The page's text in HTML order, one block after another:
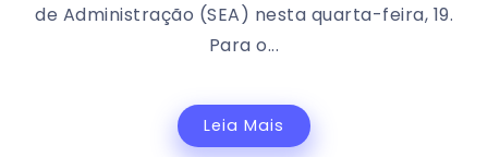
de Administração (SEA) nesta quarta-feira, 19.
Para o...
Leia Mais